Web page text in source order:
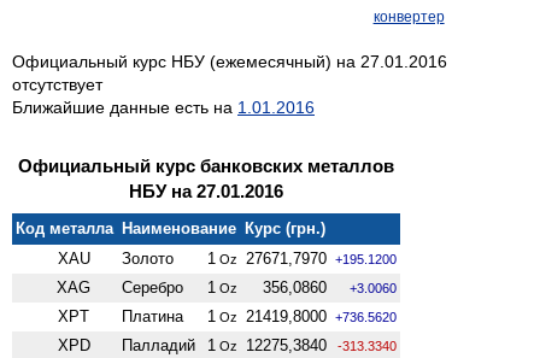
конвертер
Официальный курс НБУ (ежемесячный) на 27.01.2016
отсутствует
Ближайшие данные есть на 1.01.2016
Официальный курс банковских металлов
НБУ на 27.01.2016
Код металла Наименование Курс (грн.)
XAU
Золото 1 Oz 27671,7970 +195.1200
XAG Серебро 1 Oz 356,0860 +3.0060
XPT Платина 1 Oz 21419,8000 +736.5620
XPD Палладий 1 Oz 12275,3840 -313.3340